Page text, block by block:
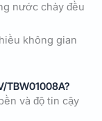
nước chảy đều
không gian
TBW01008A?
và độ tin cậy